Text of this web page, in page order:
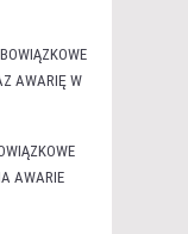
AWARIĘ W
AWARIE